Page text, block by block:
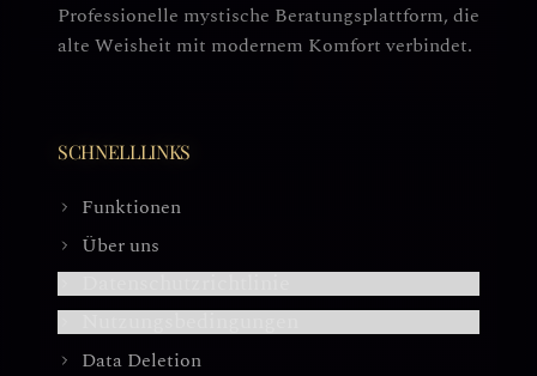
Professionelle mystische Beratungsplattform, die
alte Weisheit mit modernem Komfort verbindet.
SCHNELLLINKS
Funktionen
Über uns
Data Deletion